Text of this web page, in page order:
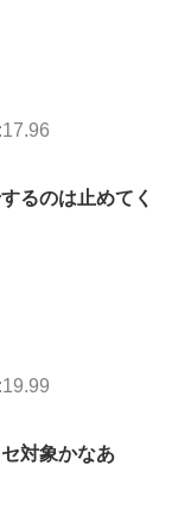
るのは止めてく
対象かなあ